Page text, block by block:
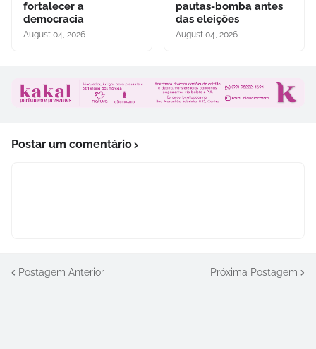
fortalecer a
democracia
August 04, 2026
pautas-bomba antes
das eleições
August 04, 2026
Postar um comentário
Postagem Anterior Próxima Postagem